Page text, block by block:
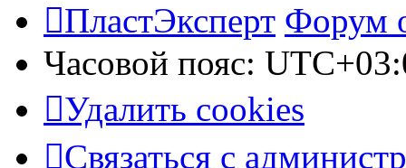
ПластЭксперт Форум
Часовой пояс:
Удалить cookies
Связаться с